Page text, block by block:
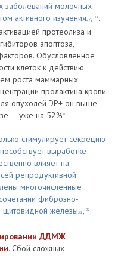
заболеваний молочных
активного изучения27, 28 .
протеолиза и
апоптоза,
Обусловленное
клеток к действию
роста маммарных
пролактина крови
опухолей ЭР+ он выше
— уже на 52%30.
стимулирует секрецию
выработке
влияет на
репродуктивной
многочисленные
фиброзно-
щитовидной железы31, 32 .
ДДМЖ
. Сбой сложных